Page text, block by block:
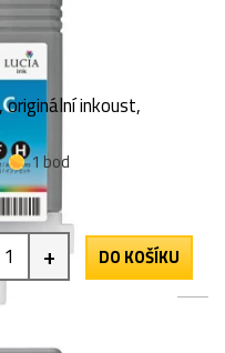
inkoust,
1 bod
+ DO KOŠÍKU